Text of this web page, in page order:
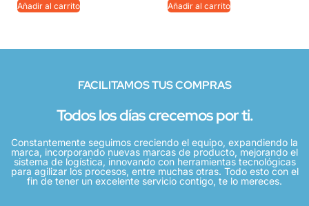
Añadir al carrito Añadir al carrito
FACILITAMOS TUS COMPRAS
Todos los días crecemos por ti.
Constantemente seguimos creciendo el equipo, expandiendo la
marca, incorporando nuevas marcas de producto, mejorando el
sistema de logística, innovando con herramientas tecnológicas
para agilizar los procesos, entre muchas otras. Todo esto con el
fin de tener un excelente servicio contigo, te lo mereces.